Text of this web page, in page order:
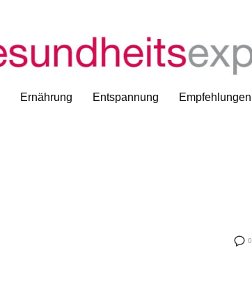
Ernährung Entspannung Empfehlungen
0